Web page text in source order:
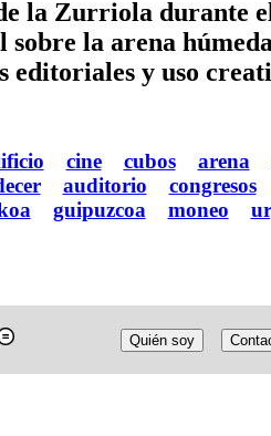
la Zurriola durante
sobre la arena
editoriales y uso
cine cubos arena
auditorio congresos
guipuzcoa moneo
Quién soy